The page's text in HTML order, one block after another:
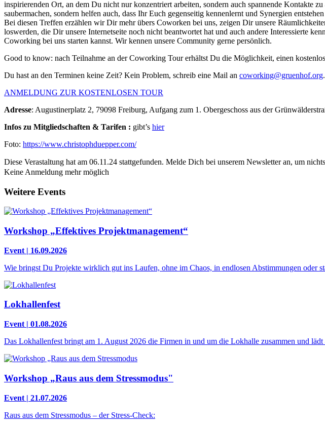
inspirierenden Ort, an dem Du nicht nur konzentriert arbeiten, sondern auch spannende Kontakte
saubermachen, sondern helfen auch, dass Ihr Euch gegenseitig kennenlernt und Synergien
Bei diesen Treffen erzählen wir Dir mehr übers Coworken bei uns, zeigen Dir unsere
loswerden, die Dir unsere Internetseite noch nicht beantwortet hat und auch andere Interessierte
Coworking bei uns starten kannst. Wir kennen unsere Community gerne persönlich.
Good to know: nach Teilnahme an der Coworking Tour erhältst Du die Möglichkeit, einen
Du hast an den Terminen keine Zeit? Kein Problem, schreib eine Mail an coworking@gruenhof.org.
ANMELDUNG ZUR KOSTENLOSEN TOUR
Adresse: Augustinerplatz 2, 79098 Freiburg, Aufgang zum 1. Obergeschoss aus der
Infos zu Mitgliedschaften & Tarifen : gibt’s hier
Foto: https://www.christophduepper.com/
Diese Verastaltung hat am 06.11.24 stattgefunden. Melde Dich bei unserem Newsletter an, um
Keine Anmeldung mehr möglich
Weitere Events
Workshop „Effektives Projektmanagement“
Event | 16.09.2026
Wie bringst Du Projekte wirklich gut ins Laufen, ohne im Chaos, in endlosen Abstimmungen oder
Lokhallenfest
Event | 01.08.2026
Das Lokhallenfest bringt am 1. August 2026 die Firmen in und um die Lokhalle zusammen und
Workshop „Raus aus dem Stressmodus"
Event | 21.07.2026
Raus aus dem Stressmodus – der Stress-Check: